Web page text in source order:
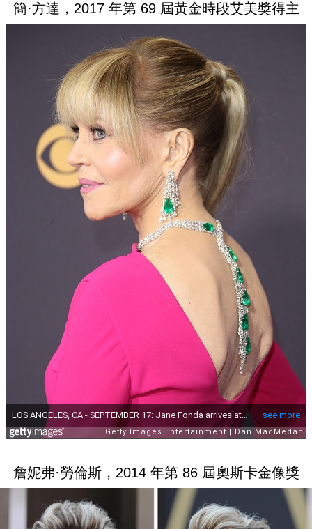
簡·方達，2017 年第 69 屆黃金時段艾美獎得主
詹妮弗·勞倫斯，2014 年第 86 屆奧斯卡金像獎